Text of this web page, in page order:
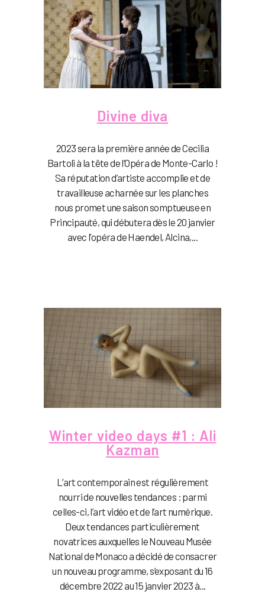
Divine diva
2023 sera la première année de Cecilia
Bartoli à la tête de l’Opéra de Monte-Carlo !
Sa réputation d’artiste accomplie et de
travailleuse acharnée sur les planches
nous promet une saison somptueuse en
Principauté, qui débutera dès le 20 janvier
avec l'opéra de Haendel, Alcina,...
Winter video days #1 : Ali
Kazman
L’art contemporain est régulièrement
nourri de nouvelles tendances : parmi
celles-ci, l’art vidéo et de l’art numérique.
Deux tendances particulièrement
novatrices auxquelles le Nouveau Musée
National de Monaco a décidé de consacrer
un nouveau programme, s’exposant du 16
décembre 2022 au 15 janvier 2023 à...